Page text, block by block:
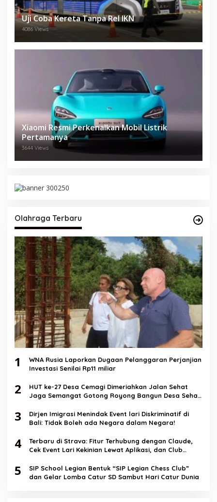
Uji Coba Kereta Tanpa Rel IKN
4086 Views
Xiaomi Resmi Perkenalkan Mobil Listrik
Pertamanya
3644 Views
Olahraga Terbaru
1
WNA Rusia Laporkan Dugaan Pelanggaran Perjanjian
Investasi Senilai Rp11 miliar
2
HUT ke-27 Desa Cemagi Dimeriahkan Jalan Sehat
Jaga Semangat Gotong Royong Bangun Desa Sehat
3
Dirjen Imigrasi Menindak Event lari Diskriminatif di
Bali: Tidak Boleh ada Negara dalam Negara!
4
Terbaru di Strava: Fitur Terhubung dengan Claude,
Cek Event Lari Kekinian Lewat Aplikasi, dan Club
5
SIP School Legian Bentuk “SIP Legian Chess Club”
dan Gelar Lomba Catur SD Sambut Hari Catur Dunia